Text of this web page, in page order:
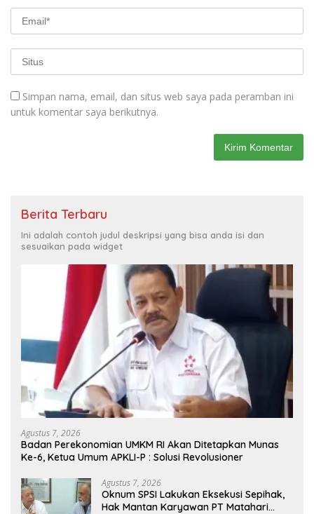
Simpan nama, email, dan situs web saya pada peramban ini
untuk komentar saya berikutnya.
Berita Terbaru
Ini adalah contoh judul deskripsi yang bisa anda isi dan
sesuaikan pada widget
Agustus 7, 2026
Badan Perekonomian UMKM RI Akan Ditetapkan Munas
Ke-6, Ketua Umum APKLI-P : Solusi Revolusioner
Agustus 7, 2026
Oknum SPSI Lakukan Eksekusi Sepihak,
Hak Mantan Karyawan PT Matahari